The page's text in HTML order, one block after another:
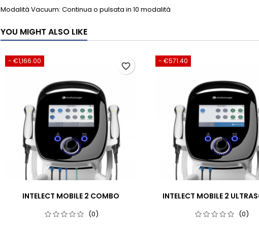
Modalità Vacuum: Continua o pulsata in 10 modalità
YOU MIGHT ALSO LIKE
- €1,166.00
INTELECT MOBILE 2 COMBO
(0)
favorite_border
- €571.40
INTELECT MOBILE 2
(0)